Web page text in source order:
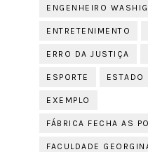
ENGENHEIRO
ENTRETENIMENTO
ERRO DA JUSTIÇA
ESPORTE ESTADO
EXEMPLO
FÁBRICA FECHA AS
FACULDADE